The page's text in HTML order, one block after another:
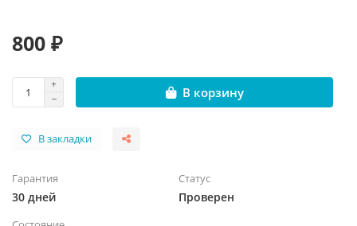
800 ₽
В корзину
В закладки
Гарантия
30 дней
Статус
Проверен